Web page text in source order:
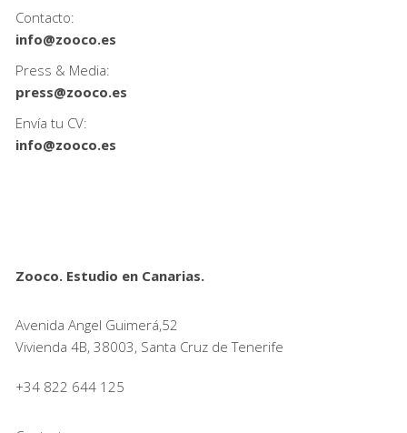
Contacto:
info@zooco.es
Press & Media:
press@zooco.es
Envía tu CV:
info@zooco.es
Zooco. Estudio en Canarias.
Avenida Angel Guimerá,52
Vivienda 4B, 38003, Santa Cruz de Tenerife
+34 822 644 125